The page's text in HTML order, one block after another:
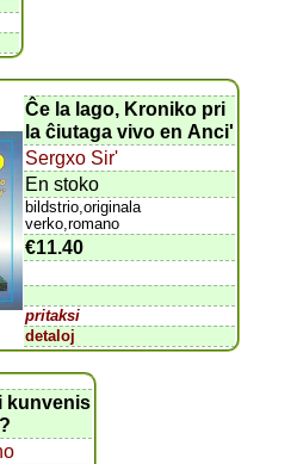
Ĉe la lago, Kroniko pri
la ĉiutaga vivo en Anci'
Sergxo Sir'
En stoko
bildstrio,originala
verko,romano
€11.40
pritaksi
detaloj
kunvenis